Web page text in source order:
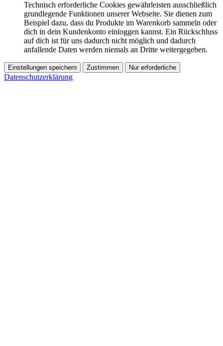
Technisch erforderliche Cookies gewährleisten ausschließlich
grundlegende Funktionen unserer Webseite. Sie dienen zum
Beispiel dazu, dass du Produkte im Warenkorb sammeln oder
dich in dein Kundenkonto einloggen kannst. Ein Rückschluss
auf dich ist für uns dadurch nicht möglich und dadurch
anfallende Daten werden niemals an Dritte weitergegeben.
Einstellungen speichern Zustimmen Nur erforderliche
Datenschutzerklärung